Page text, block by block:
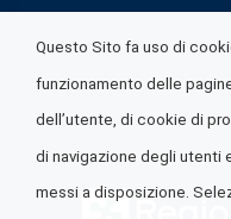
Questo Sito fa uso di
funzionamento delle
dell’utente, di cookie di
di navigazione degli utenti
messi a disposizione.